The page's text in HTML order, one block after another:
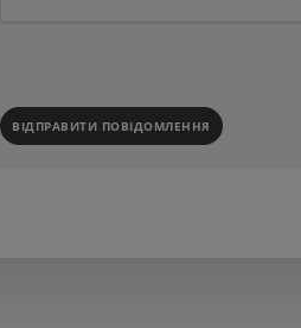
ВІДПРАВИТИ ПОВІДОМЛЕННЯ